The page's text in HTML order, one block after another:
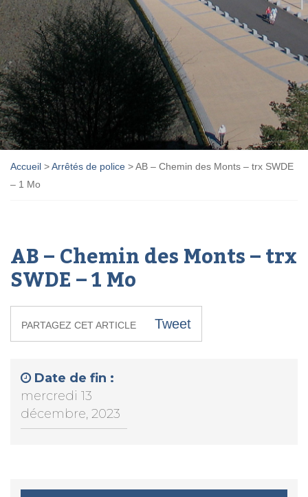
Accueil >Arrêtés de police >AB – Chemin des Monts – trx SWDE
– 1 Mo
AB – Chemin des Monts – trx
SWDE – 1 Mo
PARTAGEZ CET ARTICLE Tweet
Date de fin :
mercredi 13
décembre, 2023